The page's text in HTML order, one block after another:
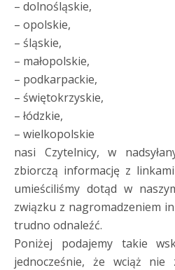
– dolnośląskie,
– opolskie,
– śląskie,
– małopolskie,
– podkarpackie,
– świętokrzyskie,
– łódzkie,
– wielkopolskie
nasi Czytelnicy, w
zbiorczą informację z
umieściliśmy dotąd w
związku z nagromadzeniem
trudno odnaleźć.
Poniżej podajemy takie
jednocześnie, że wciąż nie